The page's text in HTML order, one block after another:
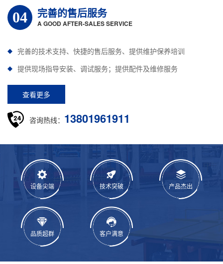
04 完善的售后服务
A GOOD AFTER-SALES SERVICE
完善的技术支持、快捷的售后服务、提供维护保养培训
提供现场指导安装、调试服务；提供配件及维修服务
查看更多
咨询热线： 13801961911
设备尖端 技术突破 产品杰出
品质超群 客户满意